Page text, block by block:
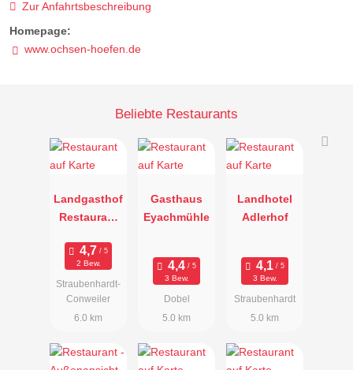
Zur Anfahrtsbeschreibung
Homepage:
www.ochsen-hoefen.de
Beliebte Restaurants
Landgasthof
Restaurant
2 Bew.
Straubenhardt-
Conweiler
6.0 km
Gasthaus
Eyachmühle
3 Bew.
Dobel
5.0 km
Landhotel
Adlerhof
3 Bew.
Straubenhardt
5.0 km